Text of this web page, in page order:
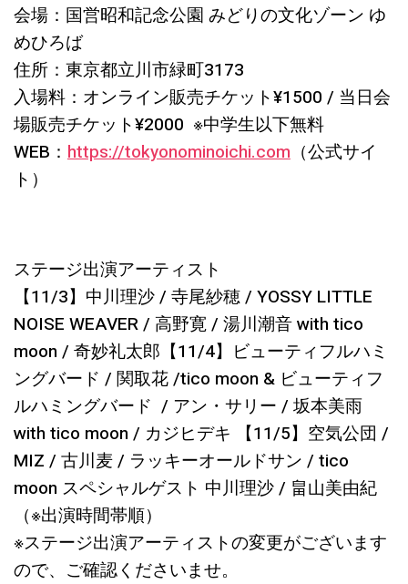
会場：国営昭和記念公園 みどりの文化ゾーン ゆ
めひろば
住所：東京都立川市緑町3173
入場料：オンライン販売チケット¥1500 / 当日会
場販売チケット¥2000 ※中学生以下無料
WEB： https://tokyonominoichi.com（公式サイ
ト）
ステージ出演アーティスト
【11/3】中川理沙 / 寺尾紗穂 / YOSSY LITTLE
NOISE WEAVER / 高野寛 / 湯川潮音 with tico
moon / 奇妙礼太郎【11/4】ビューティフルハミ
ングバード / 関取花 /tico moon & ビューティフ
ルハミングバード / アン・サリー / 坂本美雨
with tico moon / カジヒデキ 【11/5】空気公団 /
MIZ / 古川麦 / ラッキーオールドサン / tico
moon スペシャルゲスト 中川理沙 / 畠山美由紀
（※出演時間帯順）
※ステージ出演アーティストの変更がございます
ので、ご確認くださいませ。